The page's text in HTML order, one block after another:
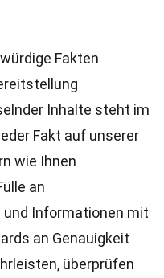
Fakten
Inhalte steht im
Fakt auf unserer
wie Ihnen
an
Informationen mit
an Genauigkeit
überprüfen